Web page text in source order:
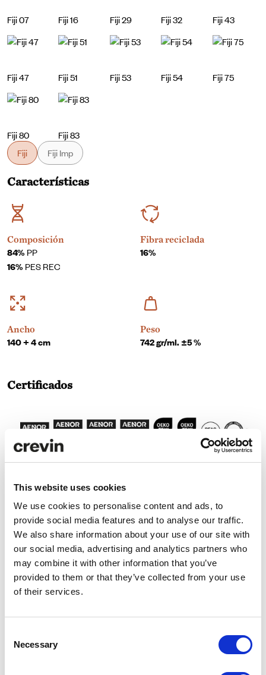
This website uses cookies
We use cookies to personalise content and ads, to
provide social media features and to analyse our traffic.
We also share information about your use of our site with
our social media, advertising and analytics partners who
may combine it with other information that you’ve
provided to them or that they’ve collected from your use
of their services.
Selection
Necessary
Fiji 07 Fiji 16 Fiji 29 Fiji 32 Fiji 43
Fiji 47 Fiji 51 Fiji 53 Fiji 54 Fiji 75
Fiji 80 Fiji 83
Fiji Fiji Imp
Características
Composición
84%PP
16%PES REC
Fibra reciclada
16%
Ancho
140 + 4 cm
Peso
742 gr/ml. ±5 %
Certificados
Especificaciones técnicas
Cuidado y mantenimiento
Descargas
Comparador ACV ANÁLISIS ACV